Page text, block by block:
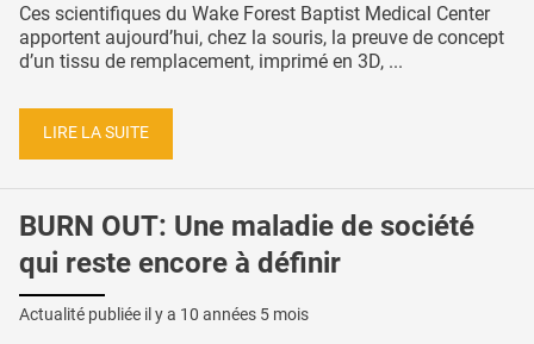
Ces scientifiques du Wake Forest Baptist Medical Center
apportent aujourd’hui, chez la souris, la preuve de concept
d’un tissu de remplacement, imprimé en 3D, ...
LIRE LA SUITE
BURN OUT: Une maladie de société
qui reste encore à définir
Actualité publiée il y a 10 années 5 mois